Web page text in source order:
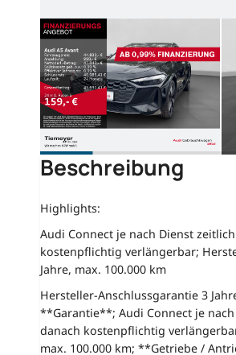
Beschreibung
Highlights:
Audi Connect je nach Dienst
kostenpflichtig verlängerbar;
Jahre, max. 100.000 km
Hersteller-Anschlussgarantie 3
**Garantie**; Audi Connect je
danach kostenpflichtig
max. 100.000 km; **Getriebe /